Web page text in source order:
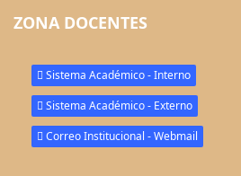
ZONA DOCENTES
Sistema Académico - Interno
Sistema Académico - Externo
Correo Institucional - Webmail